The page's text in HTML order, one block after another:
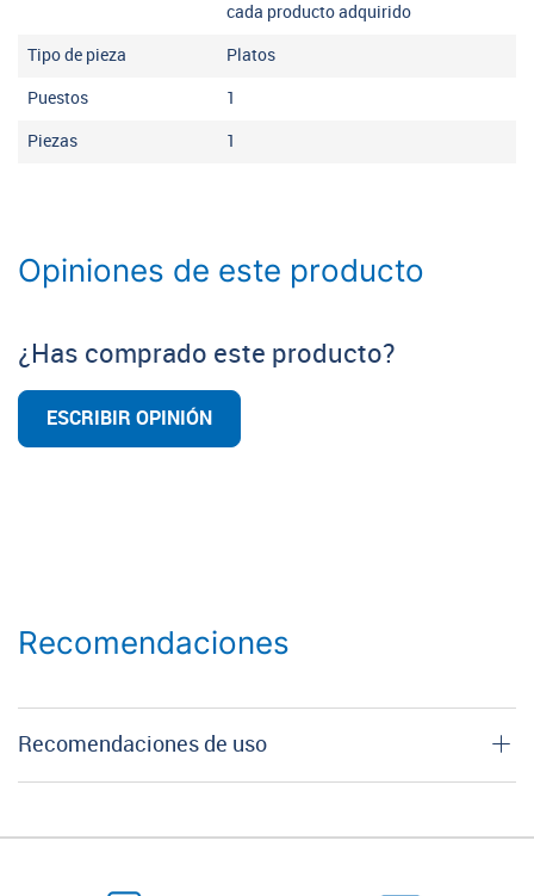
cada producto adquirido
Tipo de pieza Platos
Puestos 1
Piezas 1
Opiniones de este producto
¿Has comprado este producto?
ESCRIBIR OPINIÓN
Recomendaciones
Recomendaciones de uso